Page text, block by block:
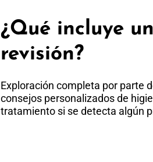
¿Qué incluye
revisión?
Exploración completa por parte
consejos personalizados de
tratamiento si se detecta algún